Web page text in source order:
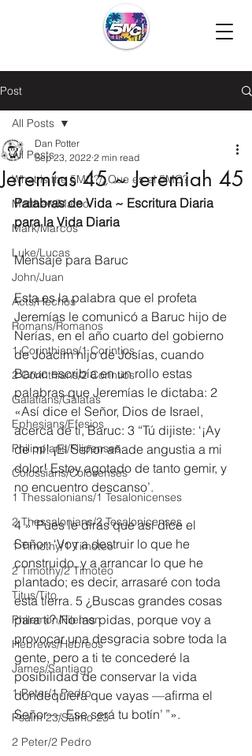
Post
All Posts
What is the 5MC?/¿Que es el 5MC?
Matthew/Mateo
Mark/Marcos
Luke/Lucas
John/Juan
Acts/Hechos
Romans/Romanos
1 Corinthians/1 Corintios
2 Corinthians/2 Corintios
Galatians/Gálatas
Ephesians/Efesios
Philippians/Filipenses
Colossians/Colosenses
1 Thessalonians/1 Tesalonicenses
2 Thessalonians/2 Tesalonicenses
1 Timothy/1 Timoteo
2 Timothy/2 Timoteo
Titus/Tito
Philemon/Filemon
Hebrews/Hebreos
James/Santiago
1 Peter/1 Pedro
Psalm 23/Salmo 23
2 Peter/2 Pedro
All Posts
Jeremías 45 ~ Jeremiah 45
Dan Potter
Sep 23, 2022 2 min read
Palabras de Vida ~ Escritura Diaria
para la Vida Diaria
Mensaje para Baruc
Esta es la palabra que el profeta
Jeremías le comunicó a Baruc hijo de
Nerías, en el año cuarto del gobierno
de Joacim hijo de Josías, cuando
Baruc escribía en un rollo estas
palabras que Jeremías le dictaba: 2
«Así dice el Señor, Dios de Israel,
acerca de ti, Baruc: 3 “Tú dijiste: ‘¡Ay
de mí! ¡El Señor añade angustia a mi
dolor! Estoy agotado de tanto gemir, y
no encuentro descanso’.
4 »”Pues le dirás que así dice el
Señor: ‘Voy a destruir lo que he
construido, y a arrancar lo que he
plantado; es decir, arrasaré con toda
esta tierra. 5 ¿Buscas grandes cosas
para ti? No las pidas, porque voy a
provocar una desgracia sobre toda la
gente, pero a ti te concederé la
posibilidad de conservar la vida
dondequiera que vayas —afirma el
Señor—. Ese será tu botín’ ”».